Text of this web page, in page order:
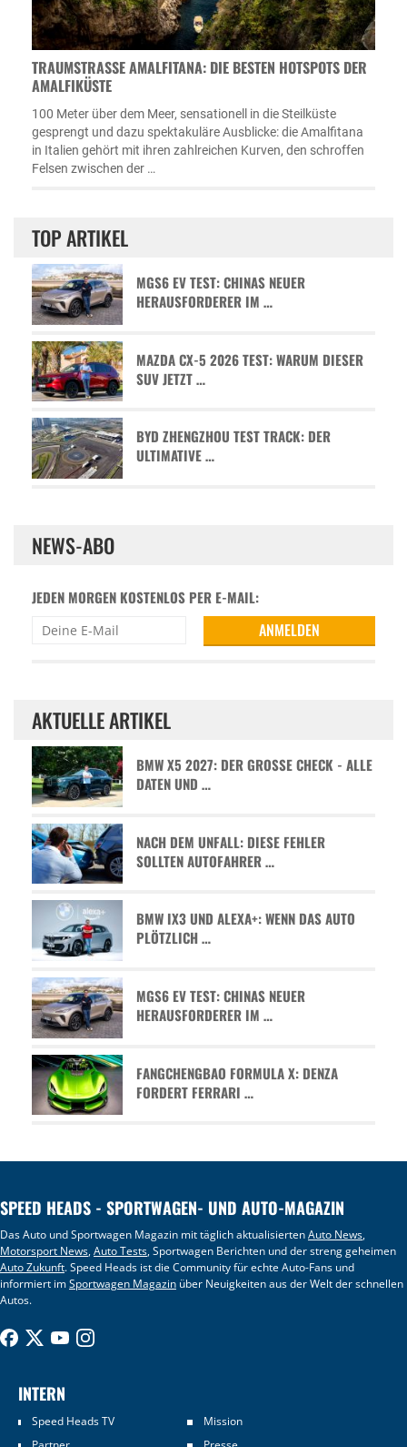
TRAUMSTRASSE AMALFITANA: DIE BESTEN HOTSPOTS DER A
MALFIKÜSTE
100 Meter über dem Meer, sensationell in die Steilküste
gesprengt und dazu spektakuläre Ausblicke: die Amalfitana
in Italien gehört mit ihren zahlreichen Kurven, den schroffen
Felsen zwischen der …
TOP ARTIKEL
MGS6 EV TEST: CHINAS NEUER
HERAUSFORDERER IM …
MAZDA CX-5 2026 TEST: WARUM DIESER
SUV JETZT …
BYD ZHENGZHOU TEST TRACK: DER
ULTIMATIVE …
NEWS-ABO
JEDEN MORGEN KOSTENLOS PER E-MAIL:
AKTUELLE ARTIKEL
BMW X5 2027: DER GROSSE CHECK - ALLE D
ATEN UND …
NACH DEM UNFALL: DIESE FEHLER
SOLLTEN AUTOFAHRER …
BMW IX3 UND ALEXA+: WENN DAS AUTO
PLÖTZLICH …
MGS6 EV TEST: CHINAS NEUER
HERAUSFORDERER IM …
FANGCHENGBAO FORMULA X: DENZA
FORDERT FERRARI …
SPEED HEADS - SPORTWAGEN- UND AUTO-MAGAZIN
Das Auto und Sportwagen Magazin mit täglich aktualisiertenAuto News,
Motorsport News,Auto Tests, Sportwagen Berichten und der streng geheimen
Auto Zukunft. Speed Heads ist die Community für echte Auto-Fans und
informiert imSportwagen Magazin über Neuigkeiten aus der Welt der schnellen
Autos.
INTERN
Speed Heads TV
Mission